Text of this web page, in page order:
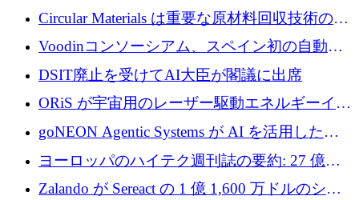
がシリーズ A 1 億 5,200 万ドルで評価額 13 億
5,000 万ドルに到達
Circular Materials は重要な原材料回収技術の拡
張に 1,180 万ユーロを確保
Voodinコンソーシアム、スペイン初の自動木
製ブレード工場の建設にEU補助金4,800万ユ
ーロを確保
DSIT廃止を受けてAI大臣が閣議に出席
ORiS が宇宙用のレーザー駆動エネルギーイン
フラの構築に 500 万ユーロを調達
goNEON Agentic Systems が AI を活用したイ
ンフラ計画を加速するために 16 万ユーロを確
ヨーロッパのハイテク週刊誌の要約: 27 億ユ
ーロを超える 60 以上のハイテク資金調達取引
Zalando が Sereact の 1 億 1,600 万ドルのシリ